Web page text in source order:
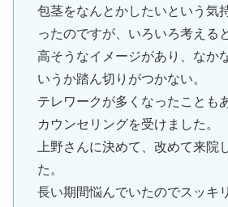
包茎をなんとかしたいという気
ったのですが、いろいろ考える
高そうなイメージがあり、なか
いうか踏ん切りがつかない。
テレワークが多くなったことも
カウンセリングを受けました。
上野さんに決めて、改めて来院
た。
長い期間悩んでいたのでスッキ